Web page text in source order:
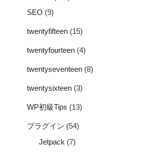
SEO (9)
twentyfifteen (15)
twentyfourteen (4)
twentyseventeen (8)
twentysixteen (3)
WP初級Tips (13)
プラグイン (54)
Jetpack (7)